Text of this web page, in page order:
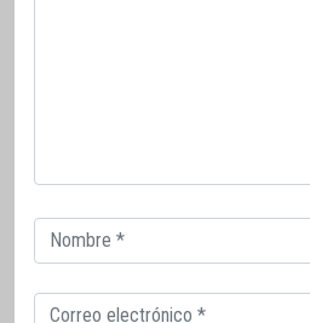
Correo
electrónico
Correo